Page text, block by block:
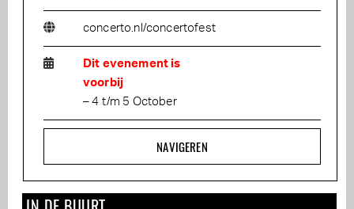
concerto.nl/concertofest
Dit evenement is
voorbij
– 4 t/m 5 October
NAVIGEREN